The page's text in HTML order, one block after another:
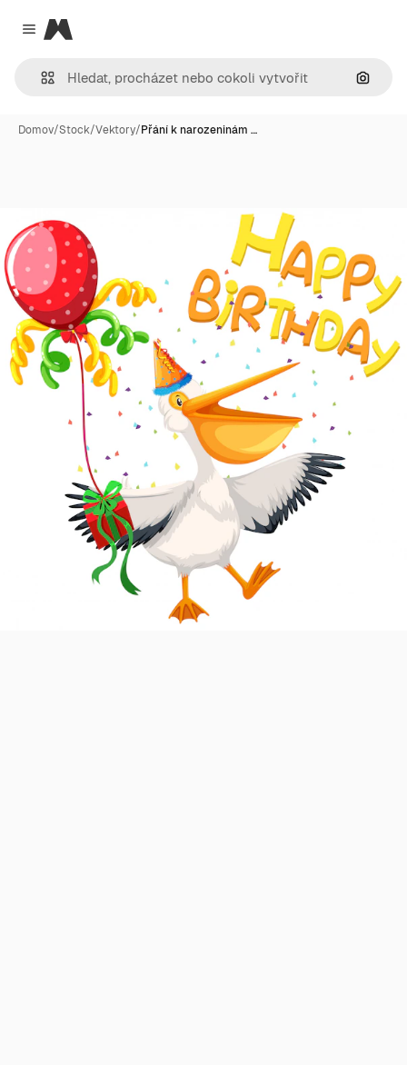
Close menu
Magnific
Hledat
Domov/Stock/Vektory/Přání k narozeninám …